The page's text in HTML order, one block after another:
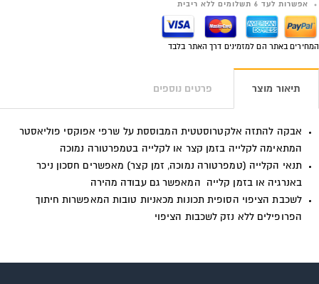
אפשרות לעד 6 תשלומים ללא ריבית
המחירים באתר הם למזמינים דרך האתר בלבד
תיאור מוצר פרטים נוספים
אבקה להתזה אלקטרוסטטית המבוססת על שרפי אפוקסי פוליאסטר
המתאימה לקלייה בזמן קצר או לקלייה בטמפרטורה נמוכה
תנאי הקלייה (טמפרטורה נמוכה, זמן קצר) מאפשרים חסכון ניכר
באנרגיה או בזמן קלייה המאפשר גם עבודה מהירה
לשכבת הציפוי הסופית תכונות מכאניות טובות המאפשרות חיתוך
הפרופילים ללא נזק לשכבות הציפוי